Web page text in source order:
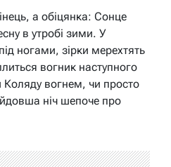
а обіцянка: Сонце
в утробі зими. У
ногами, зірки мерехтять
вогник наступного
Коляду вогнем, чи просто
ніч шепоче про